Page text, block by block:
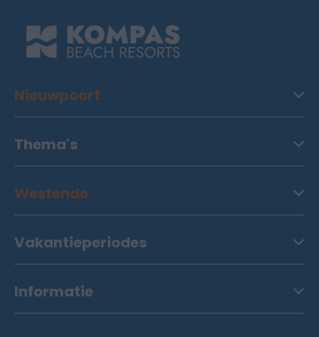
Nieuwpoort
Thema's
Westende
Vakantieperiodes
Informatie